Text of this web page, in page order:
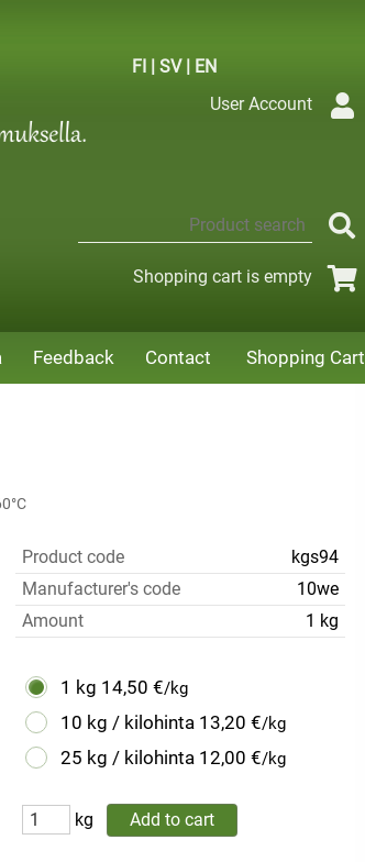
FI | SV| EN
User Account
Shopping cart is empty
Feedback Contact Shopping Cart
Product code
kgs94
Manufacturer's code
10we
Amount
1 kg
1 kg 14,50 €/kg
10 kg / kilohinta 13,20 €/kg
25 kg / kilohinta 12,00 €/kg
kg